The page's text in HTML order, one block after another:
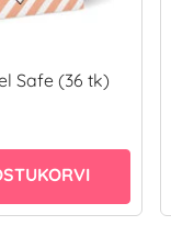
Safe (36 tk)